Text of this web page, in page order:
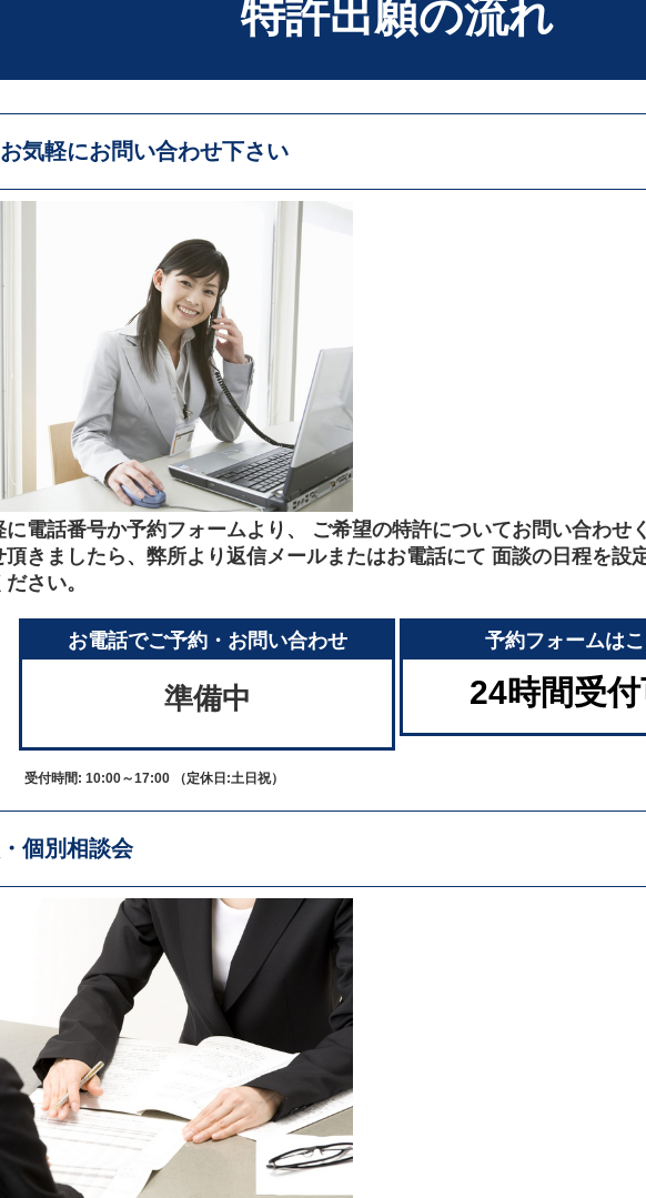
特許出願の流れ
気軽にお問い合わせ下さい
に電話番号か予約フォームより、 ご希望の特許についてお問い合わせ
頂きましたら、弊所より返信メールまたはお電話にて 面談の日程を設
さい。
お電話でご予約・お問い合わせ
準備中
予約フォームは
24時間受
受付時間: 10:00～17:00 （定休日:土日祝）
個別相談会